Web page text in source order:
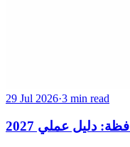
29 Jul 2026·3 min read
دليل عملي 2027